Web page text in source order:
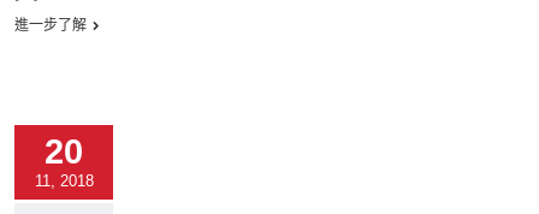
進一步了解
20
11, 2018